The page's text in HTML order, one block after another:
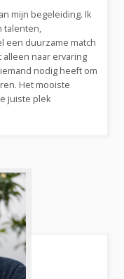
mijn begeleiding. Ik
talenten,
een duurzame match
alleen naar ervaring
nodig heeft om
Het mooiste
juiste plek